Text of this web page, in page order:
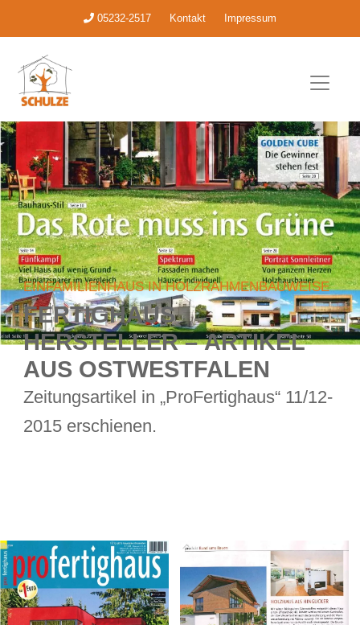
05232-2517 Kontakt Impressum
EINFAMILIENHAUS IN HOLZRAHMENBAUWEISE
FERTIGHAUS
HERSTELLER – ARTIKEL
AUS OSTWESTFALEN
Zeitungsartikel in „ProFertighaus“ 11/12-
2015 erschienen.